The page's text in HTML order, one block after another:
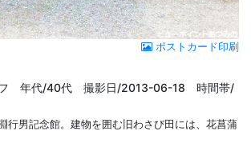
ポストカード印刷
フ 年代/40代 撮影日/2013-06-18 時間帯/
行男記念館。建物を囲む旧わさび田には、花菖蒲